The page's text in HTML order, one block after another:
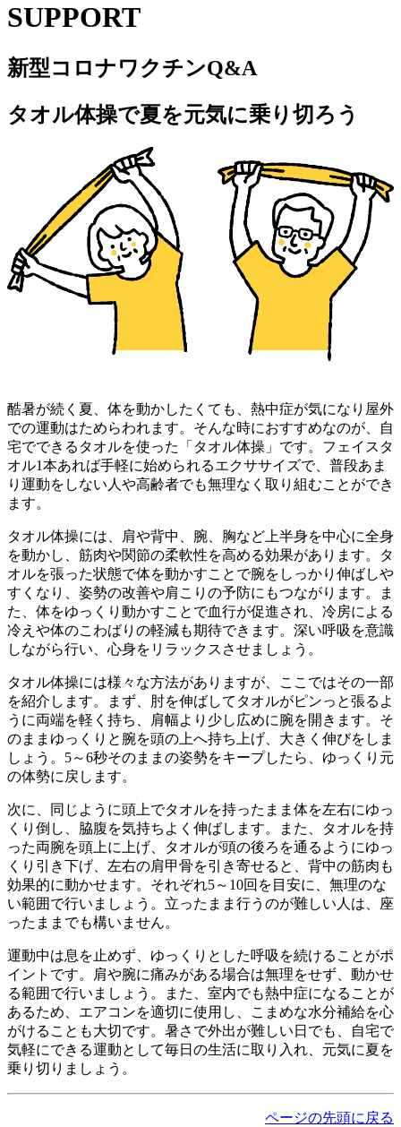
SUPPORT
新型コロナワクチンQ&A
タオル体操で夏を元気に乗り切ろう
酷暑が続く夏、体を動かしたくても、熱中症が気になり屋外
での運動はためらわれます。そんな時におすすめなのが、自
宅でできるタオルを使った「タオル体操」です。フェイスタ
オル1本あれば手軽に始められるエクササイズで、普段あま
り運動をしない人や高齢者でも無理なく取り組むことができ
ます。
タオル体操には、肩や背中、腕、胸など上半身を中心に全身
を動かし、筋肉や関節の柔軟性を高める効果があります。タ
オルを張った状態で体を動かすことで腕をしっかり伸ばしや
すくなり、姿勢の改善や肩こりの予防にもつながります。ま
た、体をゆっくり動かすことで血行が促進され、冷房による
冷えや体のこわばりの軽減も期待できます。深い呼吸を意識
しながら行い、心身をリラックスさせましょう。
タオル体操には様々な方法がありますが、ここではその一部
を紹介します。まず、肘を伸ばしてタオルがピンっと張るよ
うに両端を軽く持ち、肩幅より少し広めに腕を開きます。そ
のままゆっくりと腕を頭の上へ持ち上げ、大きく伸びをしま
しょう。5～6秒そのままの姿勢をキープしたら、ゆっくり元
の体勢に戻します。
次に、同じように頭上でタオルを持ったまま体を左右にゆっ
くり倒し、脇腹を気持ちよく伸ばします。また、タオルを持
った両腕を頭上に上げ、タオルが頭の後ろを通るようにゆっ
くり引き下げ、左右の肩甲骨を引き寄せると、背中の筋肉も
効果的に動かせます。それぞれ5～10回を目安に、無理のな
い範囲で行いましょう。立ったまま行うのが難しい人は、座
ったままでも構いません。
運動中は息を止めず、ゆっくりとした呼吸を続けることがポ
イントです。肩や腕に痛みがある場合は無理をせず、動かせ
る範囲で行いましょう。また、室内でも熱中症になることが
あるため、エアコンを適切に使用し、こまめな水分補給を心
がけることも大切です。暑さで外出が難しい日でも、自宅で
気軽にできる運動として毎日の生活に取り入れ、元気に夏を
乗り切りましょう。
ページの先頭に戻る